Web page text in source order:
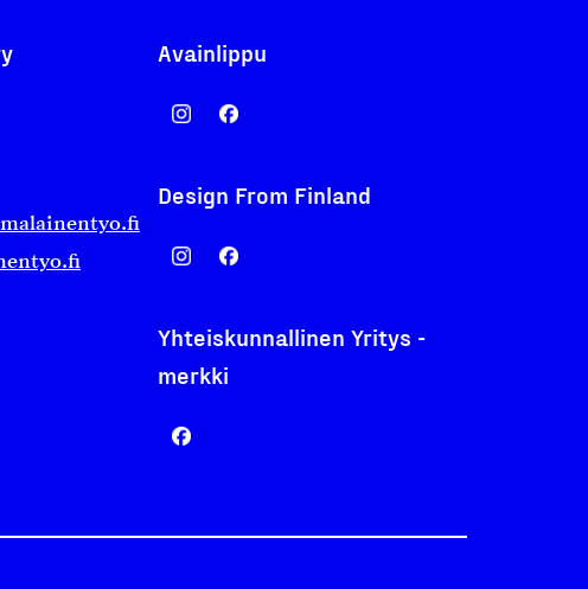
Avainlippu
Design From Finland
Yhteiskunnallinen Yritys -
merkki